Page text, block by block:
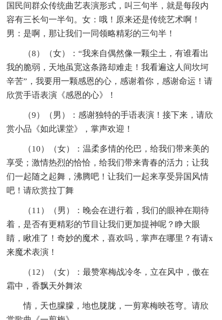
国民间群众传统曲艺表演形式，叫三句半，就是每段内
容有三长句一半句。女：哦！原来还是传统艺术啊！
男：是啊，那让我们一同领略精彩的三句半！
（8）（女）：“我来自偶然像一颗尘土，有谁看出
我的脆弱，天地虽宽这条路却难走！我看遍这人间坎坷
辛苦”，我要用一颗感恩的心，感谢着你，感谢命运！请
欣赏手语表演《感恩的心》！
（9）（男）：感谢独特的手语表演！接下来，请欣
赏小品《如此课堂》，掌声欢迎！
（10）（女）：温柔多情的伦巴，给我们带来美的
享受；激情热烈的恰恰，给我们带来青春的活力；让我
们一起随之起舞，沸腾吧！让我们一起来享受异国风情
吧！请欣赏拉丁舞
（11）（男）：晚会在进行着，我们的眼神在期待
着，是否有更精彩的节目让我们更加提神呢？睁大眼
睛，瞅准了！奇妙的魔术，喜欢吗，掌声在哪里？有请x
来魔术表演！
（12）（女）：最赞寒梅战冷冬，立在风中，傲在
霜中，香飘天外舞浓
情，天也朦朦，地也胧胧，一剪寒梅映苍穹。请欣